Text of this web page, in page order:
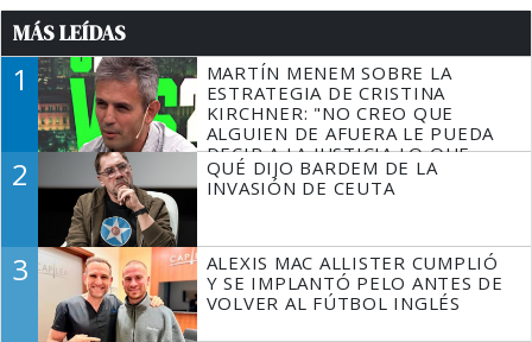
MÁS LEÍDAS
1
MARTÍN MENEM SOBRE LA
ESTRATEGIA DE CRISTINA
KIRCHNER: "NO CREO QUE
ALGUIEN DE AFUERA LE PUEDA
DECIR A LA JUSTICIA LO QUE
TIENE QUE HACER"
2
QUÉ DIJO BARDEM DE LA
INVASIÓN DE CEUTA
3
ALEXIS MAC ALLISTER CUMPLIÓ
Y SE IMPLANTÓ PELO ANTES DE
VOLVER AL FÚTBOL INGLÉS